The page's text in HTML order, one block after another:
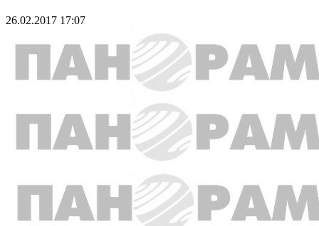
26.02.2017 17:07